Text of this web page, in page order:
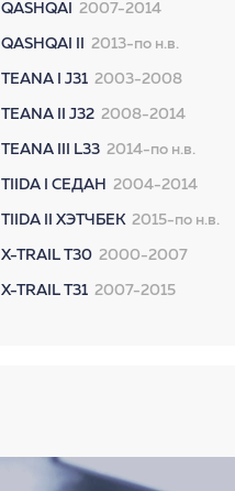
QASHQAI 2007-2014
QASHQAI II 2013-по н.в.
TEANA I J31 2003-2008
TEANA II J32 2008-2014
TEANA III L33 2014-по н.в.
TIIDA I СЕДАН 2004-2014
TIIDA II ХЭТЧБЕК 2015-по н.в.
X-TRAIL T30 2000-2007
X-TRAIL T31 2007-2015